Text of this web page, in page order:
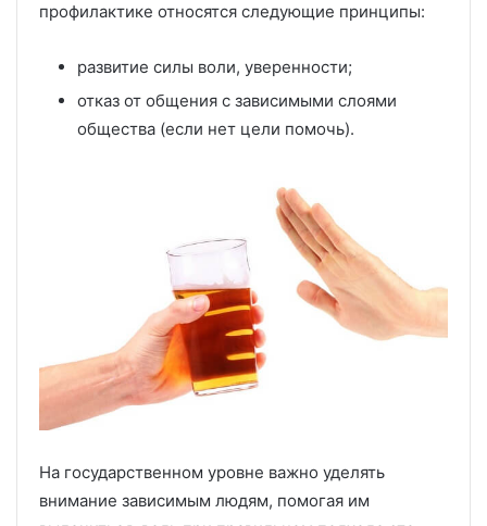
профилактике относятся следующие принципы:
развитие силы воли, уверенности;
отказ от общения с зависимыми слоями
общества (если нет цели помочь).
На государственном уровне важно уделять
внимание зависимым людям, помогая им